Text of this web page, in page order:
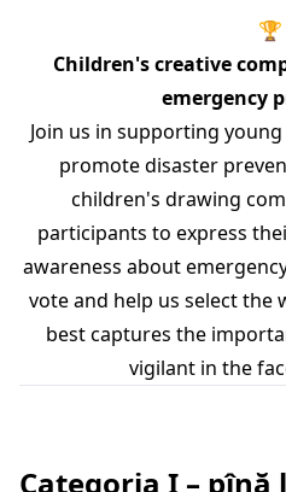
🏆
Children's creative
emergency
Join us in supporting
promote disaster
children's drawing
participants to express
awareness about
vote and help us select
best captures the
vigilant in the
Categoria I – pînă